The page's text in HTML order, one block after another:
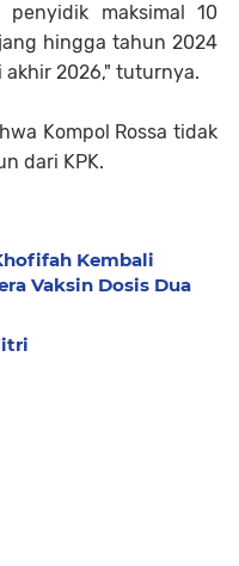
maksimal 10
hingga tahun 2024
2026," tuturnya.
Kompol Rossa tidak
dari KPK.
Kembali
Vaksin Dosis Dua